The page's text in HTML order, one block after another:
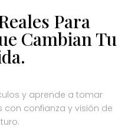
Para
Cambian Tu
y aprende a tomar
con confianza y visión de